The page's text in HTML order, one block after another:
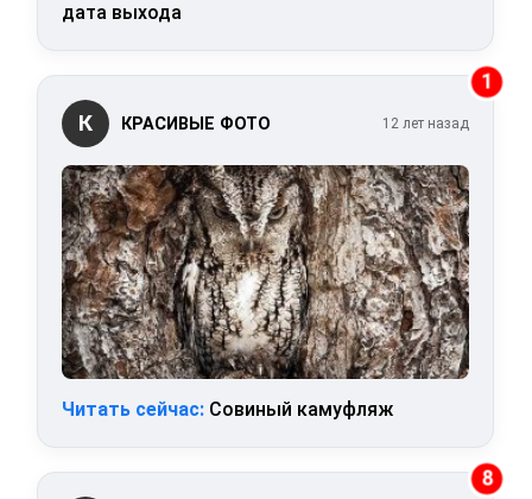
дата выхода
1
К КРАСИВЫЕ ФОТО 12 лет назад
Читать сейчас: Совиный камуфляж
8